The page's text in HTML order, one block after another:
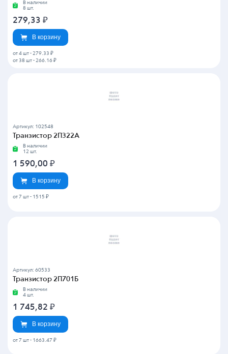
В наличии
8 шт.
279,33 ₽
В корзину
от 4 шт - 279.33 ₽
от 38 шт - 266.16 ₽
Артикул: 102548
Транзистор 2П322А
В наличии
12 шт.
1 590,00 ₽
В корзину
от 7 шт - 1515 ₽
Артикул: 60533
Транзистор 2П701Б
В наличии
4 шт.
1 745,82 ₽
В корзину
от 7 шт - 1663.47 ₽